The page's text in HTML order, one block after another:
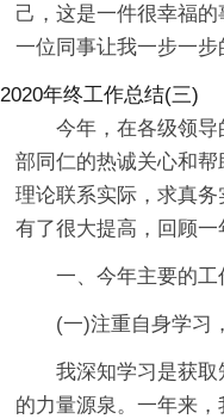
己，这是一件很幸福
一位同事让我一步一
2020年终工作总结(三)
今年，在各级领
部同仁的热诚关心和
理论联系实际，求真
有了很大提高，回顾一
一、今年主要的工
(一)注重自身学习
我深知学习是获
的力量源泉。一年来